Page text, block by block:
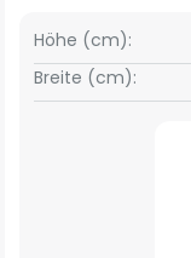
Breite (cm):
Höhe (cm):